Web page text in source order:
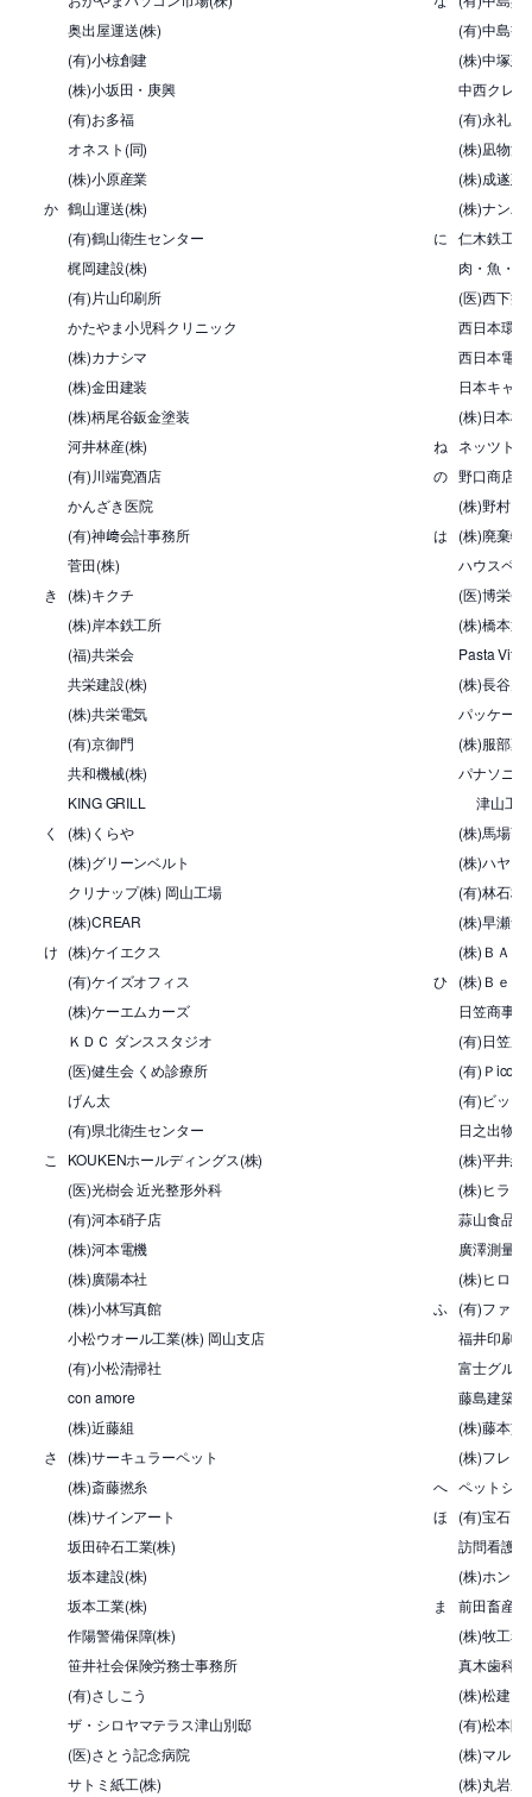
奥出屋運送(株)
(有)中島書
(有)小椋創建
(株)中塚建
(株)小坂田・庚興
中西クレ
(有)お多福
(有)永礼産
オネスト(同)
(株)凪物流
(株)小原産業
(株)成遂建
か 鶴山運送(株)
(株)ナンバ
(有)鶴山衛生センター
に 仁木鉄工(
梶岡建設(株)
肉・魚・
(有)片山印刷所
(医)西下病
かたやま小児科クリニック
西日本環
(株)カナシマ
西日本電
(株)金田建装
日本キャ
(株)柄尾谷鈑金塗装
(株)日本植
河井林産(株)
ね
ネッツト
(有)川端寛酒店
の 野口商店
かんざき医院
(株)野村
(有)神﨑会計事務所
は
(株)廃棄物
菅田(株)
ハウスペ
き
(株)キクチ
(医)博栄会
(株)岸本鉄工所
(株)橋本通
(福)共栄会
Pasta Vita
共栄建設(株)
(株)長谷川
(株)共栄電気
パッケー
(有)京御門
(株)服部薬
共和機械(株)
パナソニ
KING GRILL
津山工場
く
(株)くらや
(株)馬場商
(株)グリーンベルト
(株)ハヤシ
クリナップ(株) 岡山工場
(有)林
(株)CREAR
(株)早瀬食
け (株)ケイエクス
(株)ＢＡＮ
(有)ケイズオフィス
ひ
(株)Ｂｅコ
(株)ケーエムカーズ
日笠商事(
ＫＤＣ ダンススタジオ
(有)日笠農
(医)健生会 くめ診療所
(有)Ｐico
げん太
(有)ビッグ
(有)県北衛生センター
日之出物
こ
KOUKENホールディングス(株)
(株)平井組
(医)光樹会 近光整形外科
(株)ヒラタ
(有)河本硝子店
蒜山食品
(株)河本電機
廣澤測量
(株)廣陽本社
(株)ヒロタ
(株)小林写真館
ふ
(有)ファイ
小松ウオール工業(株) 岡山支店
福井印刷(
(有)小松清掃社
富士グル
con amore
藤島建築
(株)近藤組
(株)藤本塗
さ
(株)サーキュラーペット
(株)フレッ
(株)斎藤撚糸
へ ペットシ
(株)サインアート
ほ
(有)宝石お
坂田砕石工業(株)
訪問看護
坂本建設(株)
(株)ホンダ
坂本工業(株)
ま
前田畜産
作陽警備保障(株)
(株)牧工務
笹井社会保険労務士事務所
真木歯科
(有)さしこう
(株)松建
ザ・シロヤマテラス津山別邸
(有)松本防
(医)さとう記念病院
(株)マルイ
サトミ紙工(株)
(株)丸岩産